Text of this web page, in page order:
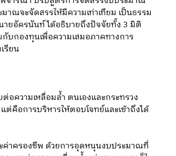
ณจะจัดสรรให้มีความเท่าเทียม เป็นธรรม
ยอัครนันท์ ได้อธิบายถึงปัจจัยทั้ง 3 มิติ
บกองทุนเพื่อความเสมอภาคทางการ
รียน
ความเหลื่อมล้ำ ตนเองและกระทรวง
คือการบริหารให้ตอบโจทย์และเข้าถึงได้
ค่าครองชีพ ด้วยการอุดหนุนงบประมาณที่